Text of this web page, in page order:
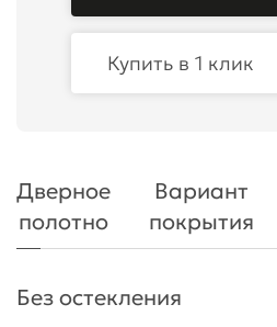
Купить в 1 клик
Дверное
полотно
Вариант
покрытия
Без остекления